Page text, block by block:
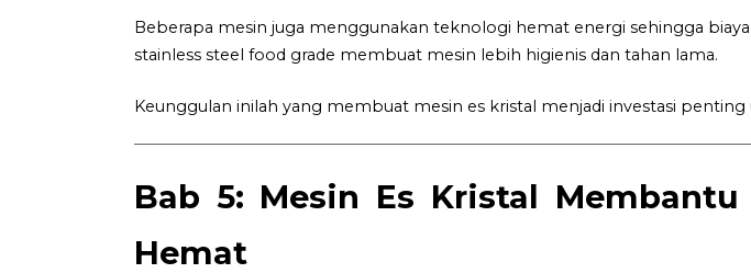
Beberapa mesin juga menggunakan teknologi hemat energi sehingga
stainless steel food grade membuat mesin lebih higienis dan tahan lama.
Keunggulan inilah yang membuat mesin es kristal menjadi investasi
Bab 5: Mesin Es Kristal
Hemat